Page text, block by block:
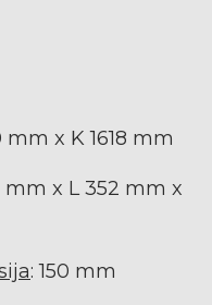
mm x K 1618 mm
mm x L 352 mm x
: 150 mm